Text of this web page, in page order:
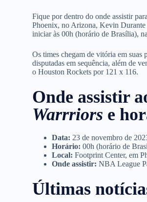
Fique por dentro do onde assistir
Phoenix, no Arizona, Kevin Durante
iniciar às 00h (horário de Brasília),
Os times chegam de vitória em suas
disputadas em sequência, além de
o Houston Rockets por 121 x 116.
Onde assistir
Warrriors e
Data: 23 de novembro de
Horário:00h (horário de
Local: Footprint Center, em
Onde assistir: NBA League
Últimas